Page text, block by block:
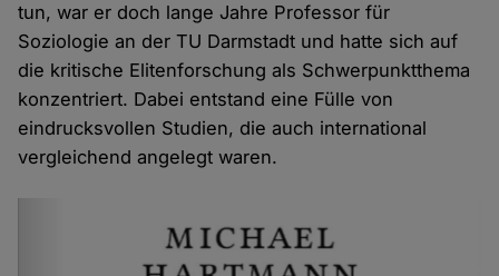
tun, war er doch lange Jahre Professor für
Soziologie an der TU Darmstadt und hatte sich auf
die kritische Elitenforschung als Schwerpunktthema
konzentriert. Dabei entstand eine Fülle von
eindrucksvollen Studien, die auch international
vergleichend angelegt waren.